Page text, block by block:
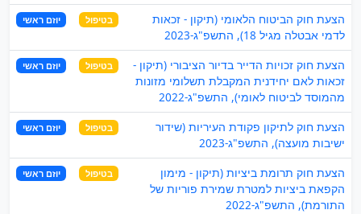
הצעת חוק הביטוח הלאומי (תיקון - זכאות
לדמי אבטלה מגיל 18), התשפ"ג-2023
בטיפול יוזם ראשי
הצעת חוק זכויות הדייר בדיור הציבורי (תיקון -
זכאות לאם יחידנית המקבלת תשלומי מזונות
מהמוסד לביטוח לאומי), ‏התשפ"ג-2022
בטיפול יוזם ראשי
הצעת חוק לתיקון פקודת העיריות (שידור
ישיבות מועצה), התשפ"ג-2023
בטיפול יוזם ראשי
הצעת חוק תרומת ביציות (תיקון - מימון
הקפאת ביציות למטרת שמירת פוריות של
התורמת), התשפ"ג-2022
בטיפול יוזם ראשי